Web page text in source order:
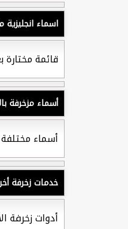
اسماء انجليزية
قائمة مختارة
أسماء مزخرفة
أسماء
خدمات زخرفة
أدوات زخرفة